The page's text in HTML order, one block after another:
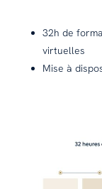
32h de
virtuelles
Mise à